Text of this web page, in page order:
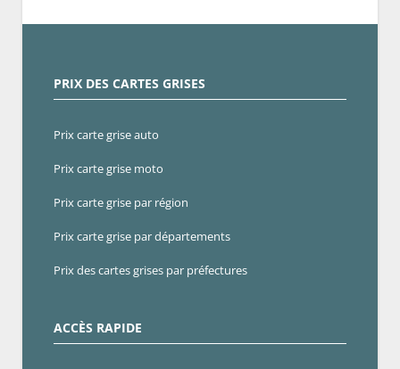
PRIX DES CARTES GRISES
Prix carte grise auto
Prix carte grise moto
Prix carte grise par région
Prix carte grise par départements
Prix des cartes grises par préfectures
ACCÈS RAPIDE